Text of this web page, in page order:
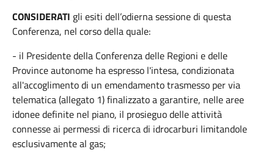
CONSIDERATI gli esiti dell’odierna sessione di questa
Conferenza, nel corso della quale:
- il Presidente della Conferenza delle Regioni e delle
Province autonome ha espresso l'intesa, condizionata
all'accoglimento di un emendamento trasmesso per via
telematica (allegato 1) finalizzato a garantire, nelle aree
idonee definite nel piano, il prosieguo delle attività
connesse ai permessi di ricerca di idrocarburi limitandole
esclusivamente al gas;